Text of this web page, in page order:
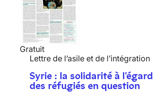
Gratuit
Lettre de l’asile et de l’intégration
Syrie : la solidarité à l'égard
des réfugiés en question